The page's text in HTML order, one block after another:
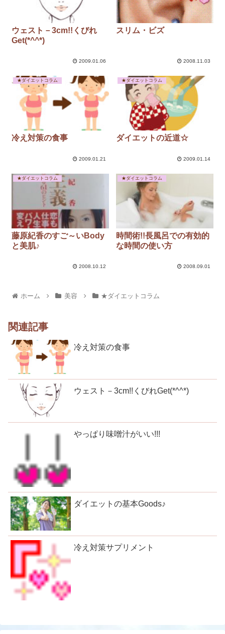
ウェスト－3cm!!くびれ
Get(*^^*)
2009.01.06
スリム・ビズ
2008.11.03
★ダイエットコラム
冷え対策の食事
2009.01.21
★ダイエットコラム
ダイエットの近道☆
2009.01.14
★ダイエットコラム
藤原紀香のすご～いBody
と美肌♪
2008.10.12
★ダイエットコラム
時間術!!長風呂での有効的
な時間の使い方
2008.09.01
ホーム 美容 ★ダイエットコラム
関連記事
冷え対策の食事
ウェスト－3cm!!くびれGet(*^^*)
やっぱり味噌汁がいい!!!
ダイエットの基本Goods♪
冷え対策サプリメント